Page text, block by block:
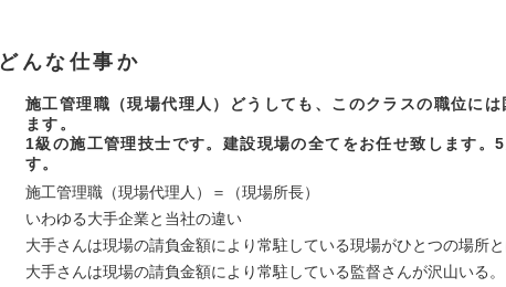
どんな仕事か
施工管理職（現場代理人）どうしても、このクラスの職位には
ます。
1級の施工管理技士です。建設現場の全てをお任せ致します。
す。
施工管理職（現場代理人）＝（現場所長）
いわゆる大手企業と当社の違い
大手さんは現場の請負金額により常駐している現場がひとつの場所と
大手さんは現場の請負金額により常駐している監督さんが沢山いる。